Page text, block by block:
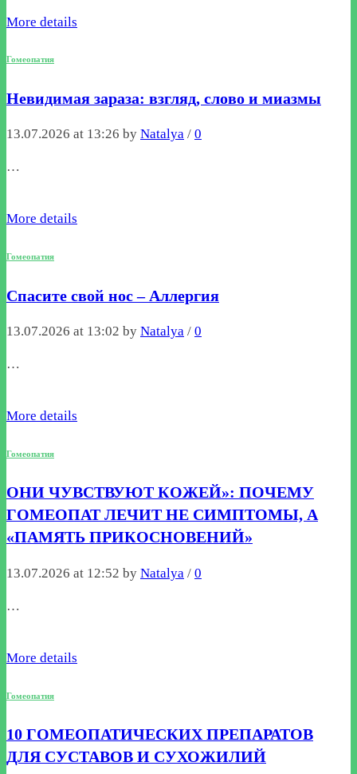
More details
Гомеопатия
Невидимая зараза: взгляд, слово и миазмы
13.07.2026 at 13:26 by Natalya / 0
…
More details
Гомеопатия
Спасите свой нос – Аллергия
13.07.2026 at 13:02 by Natalya / 0
…
More details
Гомеопатия
ОНИ ЧУВСТВУЮТ КОЖЕЙ»: ПОЧЕМУ
ГОМЕОПАТ ЛЕЧИТ НЕ СИМПТОМЫ, А
«ПАМЯТЬ ПРИКОСНОВЕНИЙ»
13.07.2026 at 12:52 by Natalya / 0
…
More details
Гомеопатия
10 ГОМЕОПАТИЧЕСКИХ ПРЕПАРАТОВ
ДЛЯ СУСТАВОВ И СУХОЖИЛИЙ